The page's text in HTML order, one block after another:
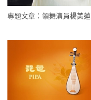
專題文章：領舞演員楊美蓮